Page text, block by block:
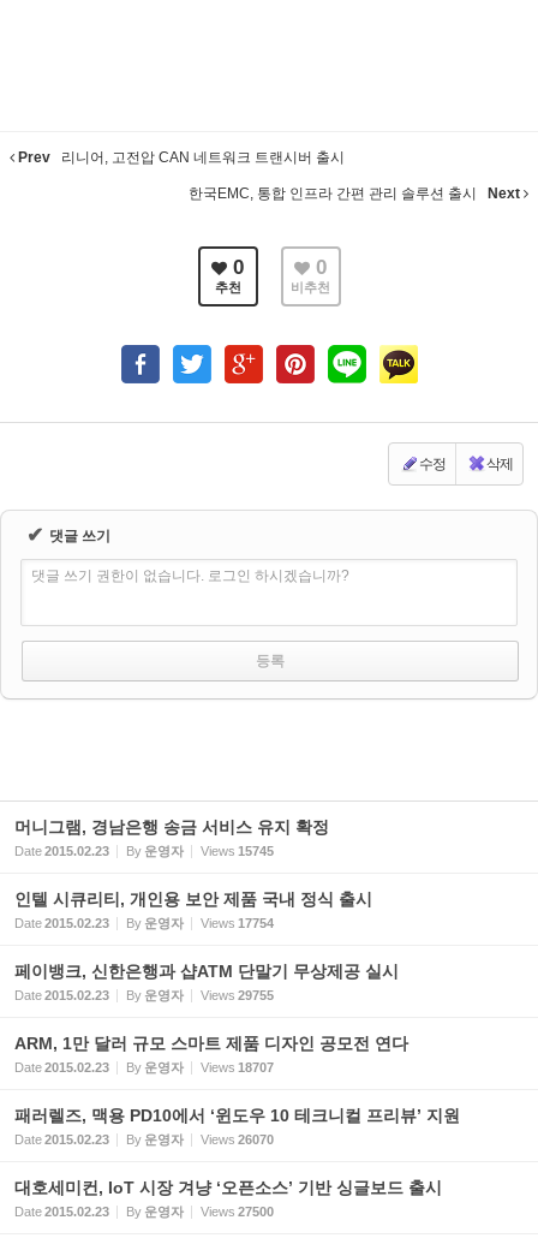
Prev 리니어, 고전압 CAN 네트워크 트랜시버 출시
한국EMC, 통합 인프라 간편 관리 솔루션 출시 Next
0
추천
0
비추천
수정 삭제
✔ 댓글 쓰기
댓글 쓰기 권한이 없습니다. 로그인 하시겠습니까?
머니그램, 경남은행 송금 서비스 유지 확정
Date2015.02.23 By 운영자 Views 15745
인텔 시큐리티, 개인용 보안 제품 국내 정식 출시
Date2015.02.23 By 운영자 Views 17754
페이뱅크, 신한은행과 샵ATM 단말기 무상제공 실시
Date2015.02.23 By 운영자 Views 29755
ARM, 1만 달러 규모 스마트 제품 디자인 공모전 연다
Date2015.02.23 By 운영자 Views 18707
패러렐즈, 맥용 PD10에서 ‘윈도우 10 테크니컬 프리뷰’ 지원
Date2015.02.23 By 운영자 Views 26070
대호세미컨, IoT 시장 겨냥 ‘오픈소스’ 기반 싱글보드 출시
Date2015.02.23 By 운영자 Views 27500